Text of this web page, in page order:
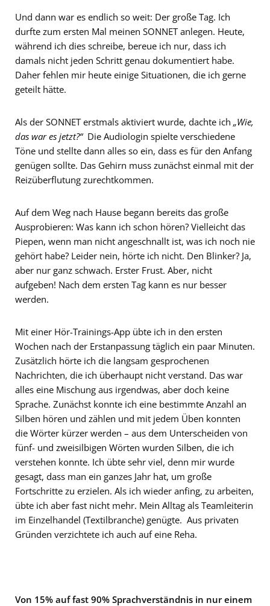
Und dann war es endlich so weit: Der große Tag. Ich
durfte zum ersten Mal meinen SONNET anlegen. Heute,
während ich dies schreibe, bereue ich nur, dass ich
damals nicht jeden Schritt genau dokumentiert habe.
Daher fehlen mir heute einige Situationen, die ich gerne
geteilt hätte.
Als der SONNET erstmals aktiviert wurde, dachte ich „Wie,
das war es jetzt?“Die Audiologin spielte verschiedene
Töne und stellte dann alles so ein, dass es für den Anfang
genügen sollte. Das Gehirn muss zunächst einmal mit der
Reizüberflutung zurechtkommen.
Auf dem Weg nach Hause begann bereits das große
Ausprobieren: Was kann ich schon hören? Vielleicht das
Piepen, wenn man nicht angeschnallt ist, was ich noch nie
gehört habe? Leider nein, hörte ich nicht. Den Blinker? Ja,
aber nur ganz schwach. Erster Frust. Aber, nicht
aufgeben! Nach dem ersten Tag kann es nur besser
werden.
Mit einer Hör-Trainings-App übte ich in den ersten
Wochen nach der Erstanpassung täglich ein paar Minuten.
Zusätzlich hörte ich die langsam gesprochenen
Nachrichten, die ich überhaupt nicht verstand. Das war
alles eine Mischung aus irgendwas, aber doch keine
Sprache. Zunächst konnte ich eine bestimmte Anzahl an
Silben hören und zählen und mit jedem Üben konnten
die Wörter kürzer werden – aus dem Unterscheiden von
fünf- und zweisilbigen Wörten wurden Silben, die ich
verstehen konnte. Ich übte sehr viel, denn mir wurde
gesagt, dass man ein ganzes Jahr hat, um große
Fortschritte zu erzielen. Als ich wieder anfing, zu arbeiten,
übte ich aber fast nicht mehr. Mein Alltag als Teamleiterin
im Einzelhandel (Textilbranche) genügte. Aus privaten
Gründen verzichtete ich auch auf eine Reha.
Von 15% auf fast 90% Sprachverständnis in nur einem